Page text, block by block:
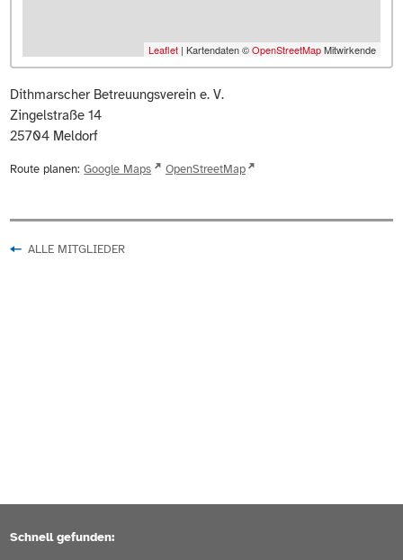
Leaflet | Kartendaten ©OpenStreetMapMitwirkende
Dithmarscher Betreuungsverein e. V.
Zingelstraße 14
25704 Meldorf
Route planen: Google Maps OpenStreetMap
ALLE MITGLIEDER
Schnell gefunden: